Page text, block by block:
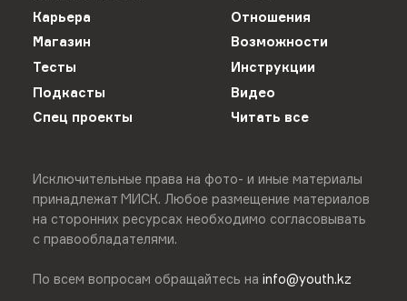
Карьера
Отношения
Магазин
Возможности
Тесты
Инструкции
Подкасты
Видео
Спец проекты
Читать все
Исключительные права на фото- и иные материалы
принадлежат МИСК. Любое размещение материалов
на сторонних ресурсах необходимо согласовывать
с правообладателями.
По всем вопросам обращайтесь на info@youth.kz